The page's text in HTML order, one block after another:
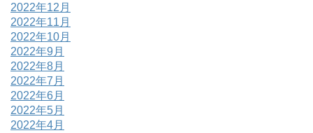
2022年12月
2022年11月
2022年10月
2022年9月
2022年8月
2022年7月
2022年6月
2022年5月
2022年4月